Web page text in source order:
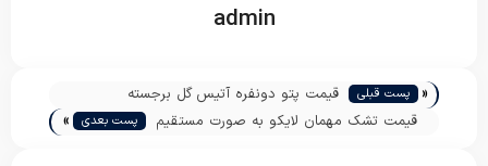
admin
« پست قبلی
قیمت پتو دونفره آتیس گل برجسته
قیمت تشک مهمان لایکو به صورت مستقیم
پست بعدی »